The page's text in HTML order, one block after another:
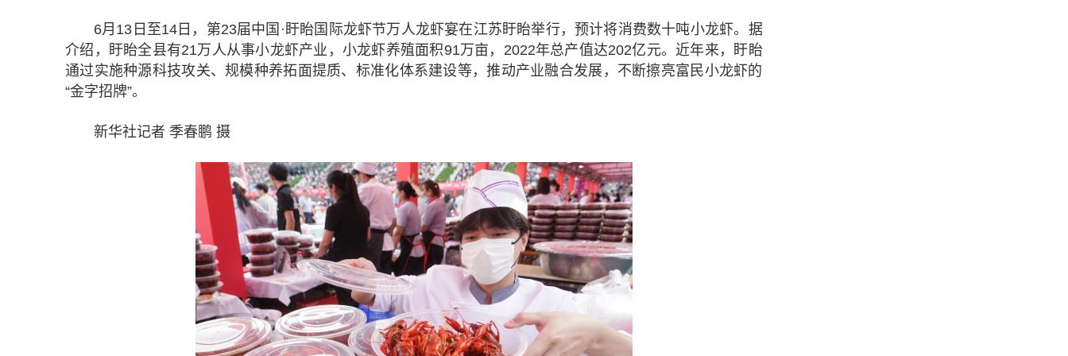
6月13日至14日，第23届中国·盱眙国际龙虾节万人龙虾宴在江苏盱眙举行，预计将消费数十吨小龙虾。据
介绍，盱眙全县有21万人从事小龙虾产业，小龙虾养殖面积91万亩，2022年总产值达202亿元。近年来，盱眙
通过实施种源科技攻关、规模种养拓面提质、标准化体系建设等，推动产业融合发展，不断擦亮富民小龙虾的
“金字招牌”。
新华社记者 季春鹏 摄